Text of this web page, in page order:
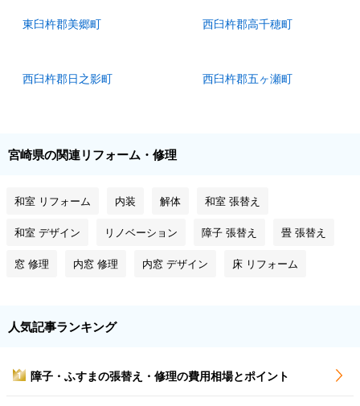
東臼杵郡美郷町 西臼杵郡高千穂町
西臼杵郡日之影町 西臼杵郡五ヶ瀬町
宮崎県の関連リフォーム・修理
和室 リフォーム 内装 解体 和室 張替え
和室 デザイン リノベーション 障子 張替え 畳 張替え
窓 修理 内窓 修理 内窓 デザイン 床 リフォーム
人気記事ランキング
1 障子・ふすまの張替え・修理の費用相場とポイント